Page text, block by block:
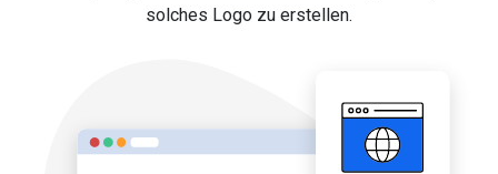
solches Logo zu erstellen.